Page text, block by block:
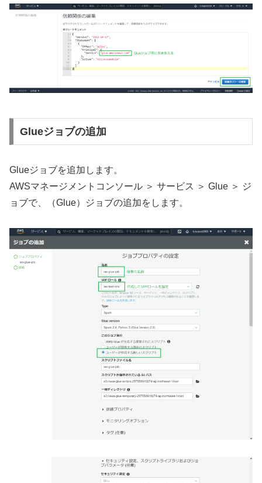
Glueジョブの追加
Glueジョブを追加します。
AWSマネージメントコンソール ＞ サービス ＞ Glue ＞ ジ
ョブで、（Glue）ジョブの追加をします。